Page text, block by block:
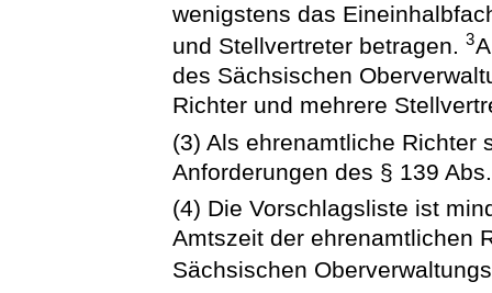
wenigstens das
und Stellvertreter betragen.3
des Sächsischen
Richter und mehrere
(3) Als ehrenamtliche Richter
Anforderungen des § 139
(4) Die Vorschlagsliste ist
Amtszeit der ehrenamtlichen
Sächsischen